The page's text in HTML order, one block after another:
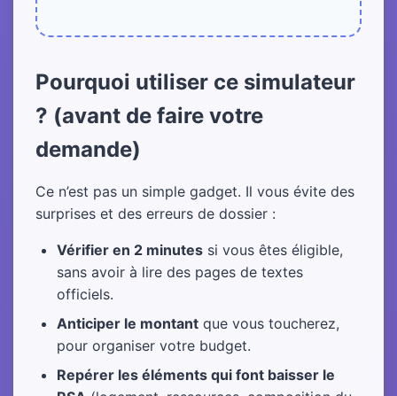
Pourquoi utiliser ce simulateur
? (avant de faire votre
demande)
Ce n’est pas un simple gadget. Il vous évite des
surprises et des erreurs de dossier :
Vérifier en 2 minutes si vous êtes éligible,
sans avoir à lire des pages de textes
officiels.
Anticiper le montant que vous toucherez,
pour organiser votre budget.
Repérer les éléments qui font baisser le